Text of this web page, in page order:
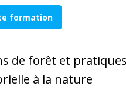
formation
de forêt et
à la nature